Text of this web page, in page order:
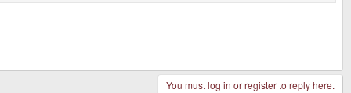
You must log in or register to reply here.